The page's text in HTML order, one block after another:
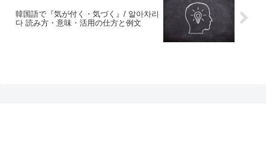
韓国語で『気が付く・気づく』/ 알아차리
다 読み方・意味・活用の仕方と例文